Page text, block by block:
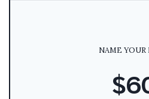
NAME YOUR